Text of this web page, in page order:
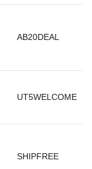
AB20DEAL
UT5WELCOME
SHIPFREE